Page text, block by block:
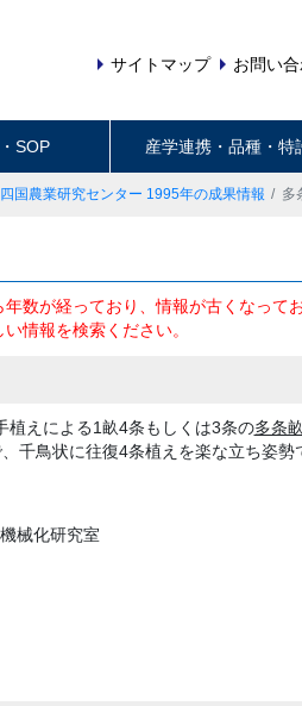
サイトマップ お問い
SOP 産学連携・品種・特
国農業研究センター 1995年の成果情報 多
数が経っており、情報が古くなってお
情報を検索ください。
植えによる1畝4条もしくは3条の多条畝
千鳥状に往復4条植えを楽な立ち姿勢
械化研究室